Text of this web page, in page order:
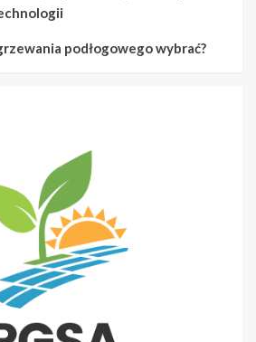
podłogowego wybrać?